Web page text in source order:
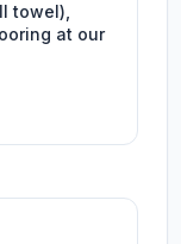
towel),
at our